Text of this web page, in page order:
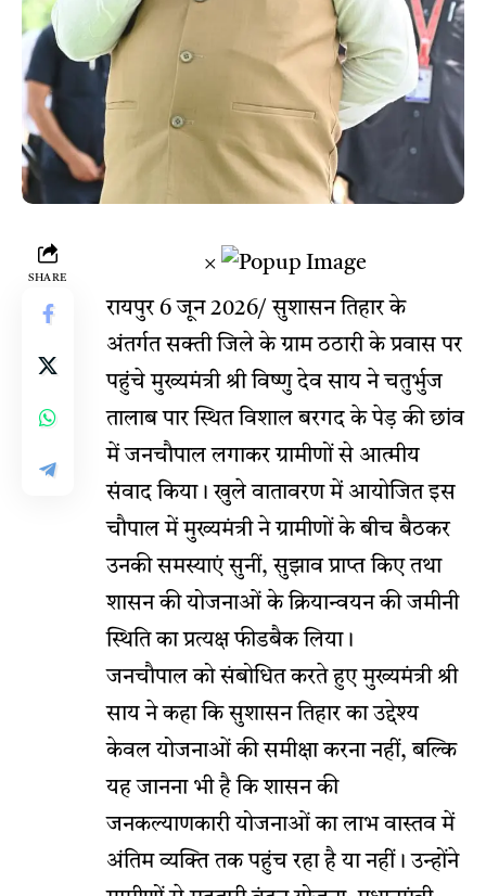
SHARE
×
रायपुर 6 जून 2026/ सुशासन तिहार के
अंतर्गत सक्ती जिले के ग्राम ठठारी के प्रवास पर
पहुंचे मुख्यमंत्री श्री विष्णु देव साय ने चतुर्भुज
तालाब पार स्थित विशाल बरगद के पेड़ की छांव
में जनचौपाल लगाकर ग्रामीणों से आत्मीय
संवाद किया। खुले वातावरण में आयोजित इस
चौपाल में मुख्यमंत्री ने ग्रामीणों के बीच बैठकर
उनकी समस्याएं सुनीं, सुझाव प्राप्त किए तथा
शासन की योजनाओं के क्रियान्वयन की जमीनी
स्थिति का प्रत्यक्ष फीडबैक लिया।
जनचौपाल को संबोधित करते हुए मुख्यमंत्री श्री
साय ने कहा कि सुशासन तिहार का उद्देश्य
केवल योजनाओं की समीक्षा करना नहीं, बल्कि
यह जानना भी है कि शासन की
जनकल्याणकारी योजनाओं का लाभ वास्तव में
अंतिम व्यक्ति तक पहुंच रहा है या नहीं। उन्होंने